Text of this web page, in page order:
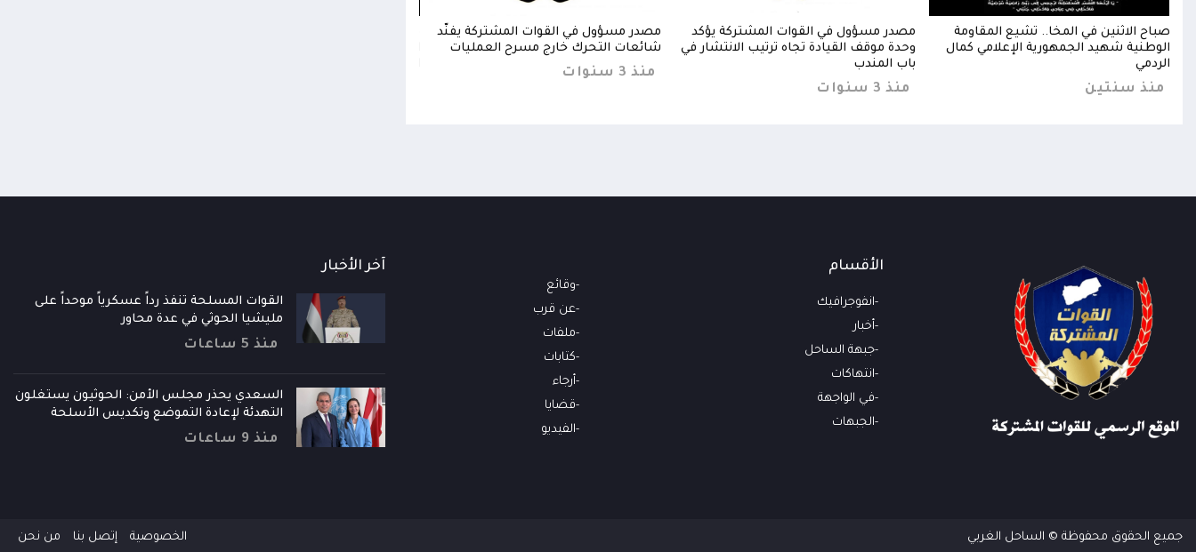
صباح الاثنين في المخا.. تشيع المقاومة
الوطنية شهيد الجمهورية الإعلامي كمال
الردمي
منذ سنتين
مصدر مسؤول في القوات المشتركة يؤكد
وحدة موقف القيادة تجاه ترتيب الانتشار في
باب المندب
منذ 3 سنوات
مصدر مسؤول في القوات المشتركة يفنّد
شائعات التحرك خارج مسرح العمليات
منذ 3 سنوات
الأقسام
انفوجرافيك
أخبار
جبهة الساحل
انتهاكات
في الواجهة
الجبهات
وقائع
عن قرب
ملفات
كتابات
أرجاء
قضايا
الفيديو
آخر الأخبار
القوات المسلحة تنفذ رداً عسكرياً موحداً على
مليشيا الحوثي في عدة محاور
منذ 5 ساعات
السعدي يحذر مجلس الأمن: الحوثيون يستغلون
التهدئة لإعادة التموضع وتكديس الأسلحة
منذ 9 ساعات
جميع الحقوق محفوظة © الساحل الغربي الخصوصية إتصل بنا من نحن